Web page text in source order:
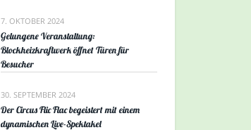
7. OKTOBER 2024
Gelungene Veranstaltung:
Blockheizkraftwerk öffnet Türen für
Besucher
30. SEPTEMBER 2024
Der Circus Flic Flac begeistert mit einem
dynamischen Live-Spektakel